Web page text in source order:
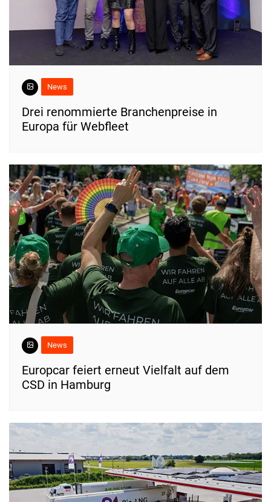
News
Drei renommierte Branchenpreise in
Europa für Webfleet
News
Europcar feiert erneut Vielfalt auf dem
CSD in Hamburg